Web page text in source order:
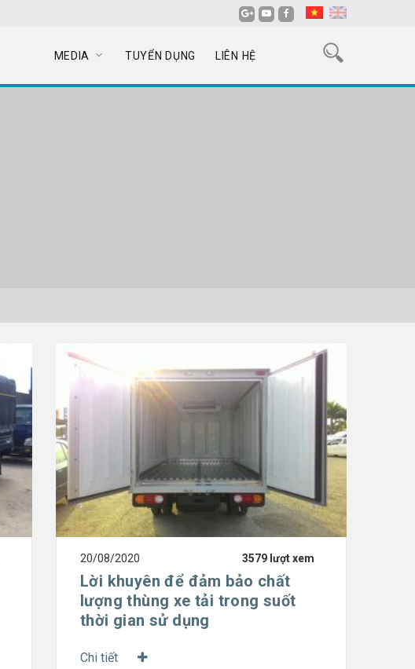
MEDIA TUYỂN DỤNG LIÊN HỆ
20/08/2020 3579 lượt xem
Lời khuyên để đảm bảo chất
lượng thùng xe tải trong suốt
thời gian sử dụng
Chi tiết